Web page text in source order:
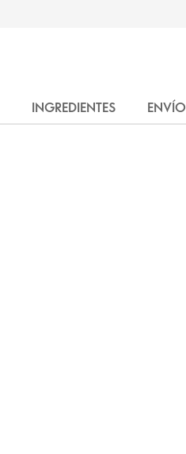
INGREDIENTES ENVÍO